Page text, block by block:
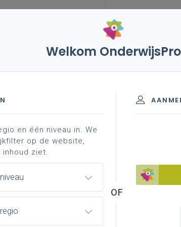
4 februari 2021 – extra middelen voor clb-
2020-2023
voor CLB-
familiale banden heeft met de CLB-wereld,
Dag van de CLB-medewerker. De CLB’s
Welkom OnderwijsPro
en één niveau in. We
op de website,
ziet.